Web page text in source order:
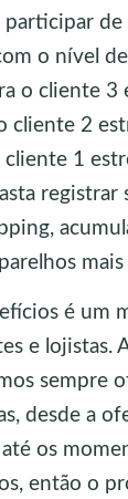
participar
o nível
o cliente 3
cliente 2
1
registrar
é um
e lojistas.
sempre
desde a
os
então o